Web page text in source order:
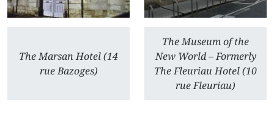
The Marsan Hotel (14
rue Bazoges)
The Museum of the
New World – Formerly
The Fleuriau Hotel (10
rue Fleuriau)